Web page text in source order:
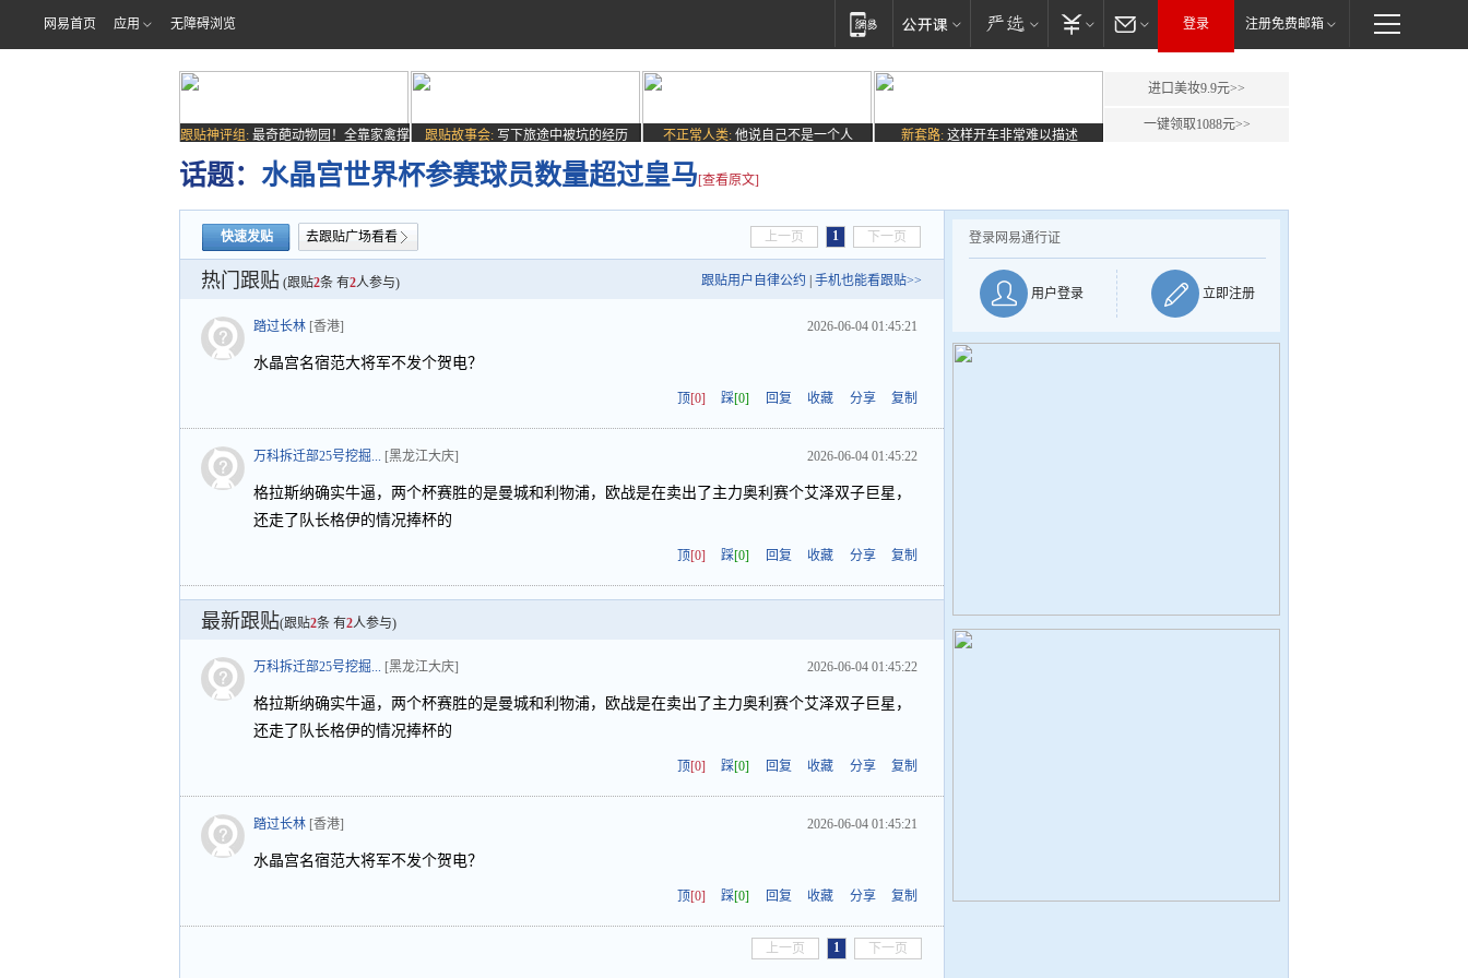
网易首页 应用 无障碍浏览 登录 注册免费邮箱
跟贴神评组: 最奇葩动物园！全靠家禽撑
场子
跟贴故事会: 写下旅途中被坑的经历 不正常人类: 他说自己不是一个人 新套路: 这样开车非常难以描述
进口美妆9.9元>>
一键领取1088元>>
话题： 水晶宫世界杯参赛球员数量超过皇马[查看原文]
快速发贴 去跟贴广场看看 上一页 1 下一页
热门跟贴 (跟贴2条 有2人参与) 跟贴用户自律公约 手机也能看跟贴>>
踏过长林 [香港] 2026-06-04 01:45:21
水晶宫名宿范大将军不发个贺电？
顶[0] 踩[0] 回复 收藏 分享 复制
万科拆迁部25号挖掘... [黑龙江大庆] 2026-06-04 01:45:22
格拉斯纳确实牛逼，两个杯赛胜的是曼城和利物浦，欧战是在卖出了主力奥利赛个艾泽双子巨星，
还走了队长格伊的情况捧杯的
顶[0] 踩[0] 回复 收藏 分享 复制
最新跟贴(跟贴2条 有2人参与)
万科拆迁部25号挖掘... [黑龙江大庆] 2026-06-04 01:45:22
格拉斯纳确实牛逼，两个杯赛胜的是曼城和利物浦，欧战是在卖出了主力奥利赛个艾泽双子巨星，
还走了队长格伊的情况捧杯的
顶[0] 踩[0] 回复 收藏 分享 复制
踏过长林 [香港] 2026-06-04 01:45:21
水晶宫名宿范大将军不发个贺电？
顶[0] 踩[0] 回复 收藏 分享 复制
上一页 1 下一页
登录网易通行证
用户登录 立即注册